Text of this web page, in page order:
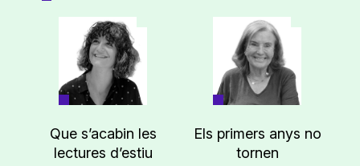
Que s’acabin les
lectures d’estiu
Els primers anys no
tornen